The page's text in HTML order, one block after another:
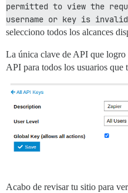
permitted to view the
username or key is
selecciono todos los alcances
La única clave de API que logro
API para todos los usuarios que
Acabo de revisar tu sitio para